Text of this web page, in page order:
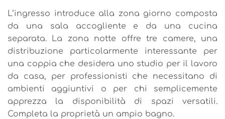
L’ingresso introduce alla zona giorno composta
da una sala accogliente e da una cucina
separata. La zona notte offre tre camere, una
distribuzione particolarmente interessante per
una coppia che desidera uno studio per il lavoro
da casa, per professionisti che necessitano di
ambienti aggiuntivi o per chi semplicemente
apprezza la disponibilità di spazi versatili.
Completa la proprietà un ampio bagno.